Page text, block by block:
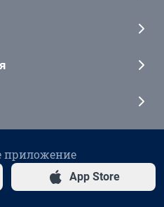
приложение
App Store